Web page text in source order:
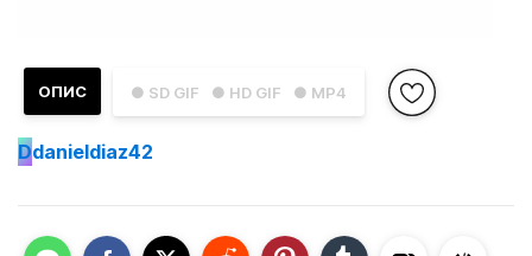
● SD GIF ● HD GIF ● MP4
ОПИС
Ddanieldiaz42